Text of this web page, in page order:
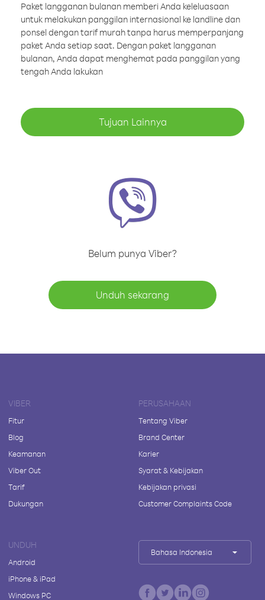
Paket langganan bulanan memberi Anda keleluasaan
untuk melakukan panggilan internasional ke landline dan
ponsel dengan tarif murah tanpa harus memperpanjang
paket Anda setiap saat. Dengan paket langganan
bulanan, Anda dapat menghemat pada panggilan yang
tengah Anda lakukan
Tujuan Lainnya
Belum punya Viber?
Unduh sekarang
VIBER
Fitur
Blog
Keamanan
Viber Out
Tarif
Dukungan
PERUSAHAAN
Tentang Viber
Brand Center
Karier
Syarat & Kebijakan
Kebijakan privasi
Customer Complaints Code
UNDUH
Android
iPhone & iPad
Windows PC
Bahasa Indonesia